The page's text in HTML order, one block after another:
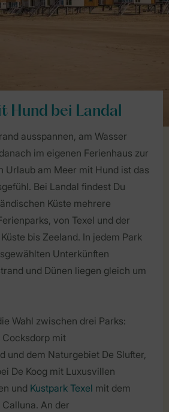
Hund bei Landal
ausspannen, am Wasser
im eigenen Ferienhaus zur
Urlaub am Meer mit Hund ist das
Bei Landal findest Du
Küste mehrere
von Texel und der
bis Zeeland. In jedem Park
Unterkünften
und Dünen liegen gleich um
Wahl zwischen drei Parks:
Cocksdorp mit
und dem Naturgebiet De Slufter,
De Koog mit Luxusvillen
und Kustpark Texel mit dem
An der